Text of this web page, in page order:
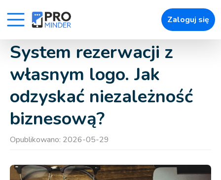
» Uroda
» Zdrowie
» Łatwe umawianie wizyt
» Powiadomienia
» Zapisy online
» Pozostałe
Zaloguj się
System rezerwacji z
własnym logo. Jak
odzyskać niezależność
biznesową?
Opublikowano: 2026-05-29